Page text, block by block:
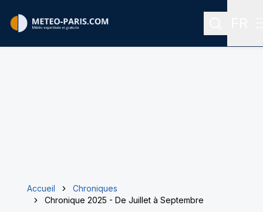
Accueil
Chroniques
Chronique 2025 - De Juillet à Septembre